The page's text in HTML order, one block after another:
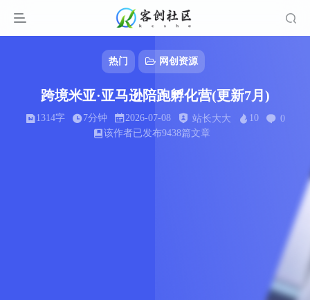
热门 网创资源
跨境米亚·亚马逊陪跑孵化营(更新7月)
1314字 7分钟 2026-07-08 站长大大 10
0
该作者已发布9438篇文章